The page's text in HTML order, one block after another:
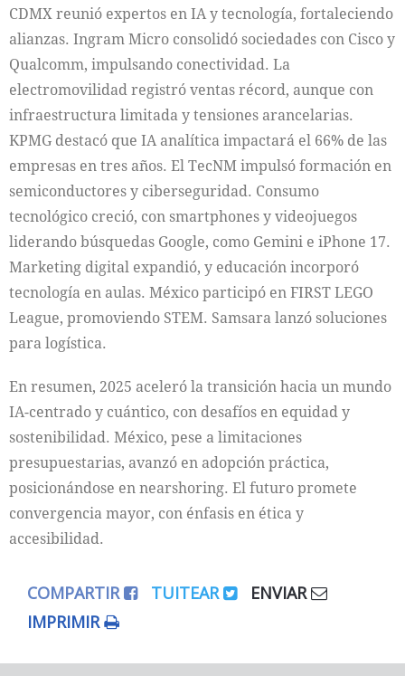
CDMX reunió expertos en IA y tecnología, fortaleciendo
alianzas. Ingram Micro consolidó sociedades con Cisco y
Qualcomm, impulsando conectividad. La
electromovilidad registró ventas récord, aunque con
infraestructura limitada y tensiones arancelarias.
KPMG destacó que IA analítica impactará el 66% de las
empresas en tres años. El TecNM impulsó formación en
semiconductores y ciberseguridad. Consumo
tecnológico creció, con smartphones y videojuegos
liderando búsquedas Google, como Gemini e iPhone 17.
Marketing digital expandió, y educación incorporó
tecnología en aulas. México participó en FIRST LEGO
League, promoviendo STEM. Samsara lanzó soluciones
para logística.
En resumen, 2025 aceleró la transición hacia un mundo
IA-centrado y cuántico, con desafíos en equidad y
sostenibilidad. México, pese a limitaciones
presupuestarias, avanzó en adopción práctica,
posicionándose en nearshoring. El futuro promete
convergencia mayor, con énfasis en ética y
accesibilidad.
COMPARTIR TUITEAR
ENVIAR
IMPRIMIR